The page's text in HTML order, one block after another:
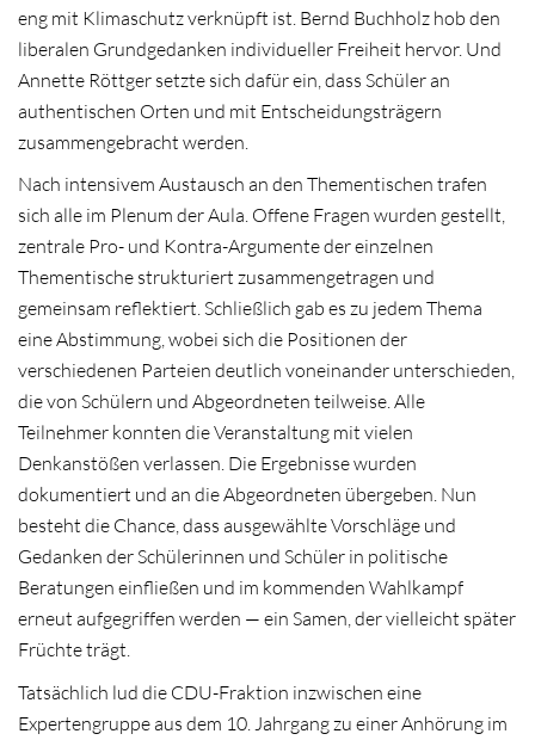
eng mit Klimaschutz verknüpft ist. Bernd Buchholz hob den
liberalen Grundgedanken individueller Freiheit hervor. Und
Annette Röttger setzte sich dafür ein, dass Schüler an
authentischen Orten und mit Entscheidungsträgern
zusammengebracht werden.
Nach intensivem Austausch an den Thementischen trafen
sich alle im Plenum der Aula. Offene Fragen wurden gestellt,
zentrale Pro- und Kontra-Argumente der einzelnen
Thementische strukturiert zusammengetragen und
gemeinsam reflektiert. Schließlich gab es zu jedem Thema
eine Abstimmung, wobei sich die Positionen der
verschiedenen Parteien deutlich voneinander unterschieden,
die von Schülern und Abgeordneten teilweise. Alle
Teilnehmer konnten die Veranstaltung mit vielen
Denkanstößen verlassen. Die Ergebnisse wurden
dokumentiert und an die Abgeordneten übergeben. Nun
besteht die Chance, dass ausgewählte Vorschläge und
Gedanken der Schülerinnen und Schüler in politische
Beratungen einfließen und im kommenden Wahlkampf
erneut aufgegriffen werden — ein Samen, der vielleicht später
Früchte trägt.
Tatsächlich lud die CDU-Fraktion inzwischen eine
Expertengruppe aus dem 10. Jahrgang zu einer Anhörung im